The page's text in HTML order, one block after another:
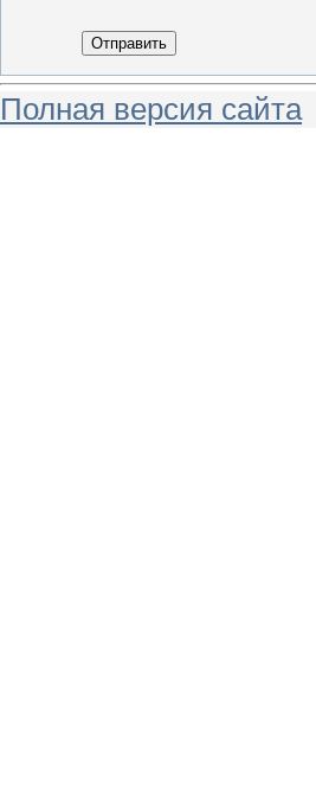
Отправить
Полная версия сайта